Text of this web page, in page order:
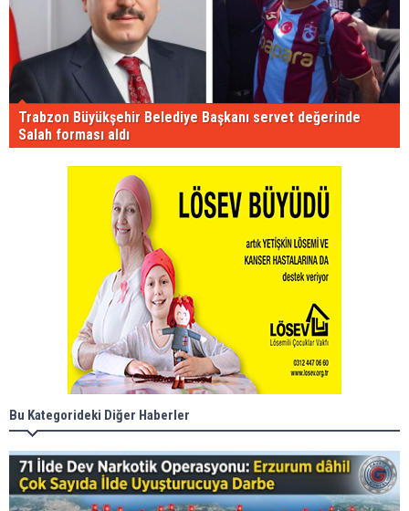
Trabzon Büyükşehir Belediye Başkanı servet değerinde
Salah forması aldı
Bu Kategorideki Diğer Haberler